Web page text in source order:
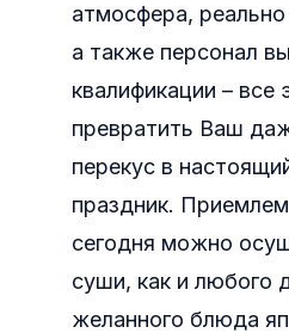
атмосфера,
а также персонал
квалификации –
превратить Ваш
перекус в
праздник.
сегодня можно
суши, как и любого
желанного блюда